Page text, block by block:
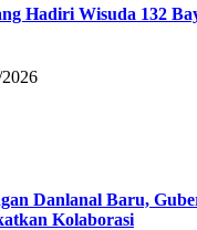
Hadiri Wisuda 132
Danlanal Baru,
Kolaborasi